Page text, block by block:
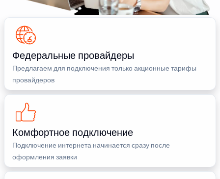
Федеральные провайдеры
Предлагаем для подключения только акционные тарифы
провайдеров
Комфортное подключение
Подключение интернета начинается сразу после
оформления заявки